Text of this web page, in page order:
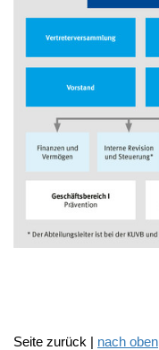
Seite zurück | nach oben